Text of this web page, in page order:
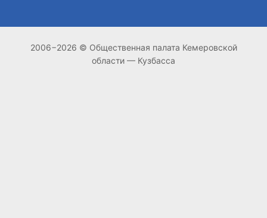
2006−2026 © Общественная палата Кемеровской
области — Кузбасса